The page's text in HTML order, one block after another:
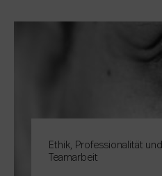
Ethik, Professionalität und
Teamarbeit